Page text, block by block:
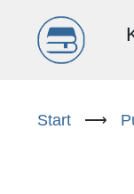
Start ⟶